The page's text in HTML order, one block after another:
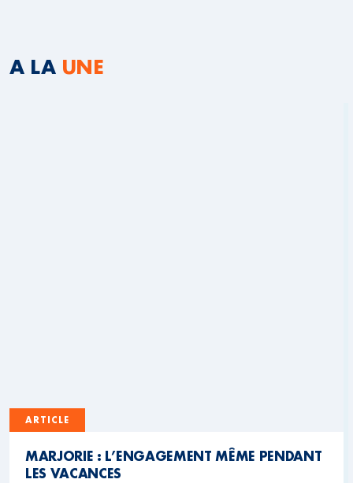
A LA UNE
ARTICLE
MARJORIE : L’ENGAGEMENT MÊME PENDANT
LES VACANCES